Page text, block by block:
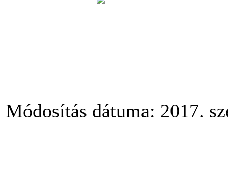
Módosítás dátuma: 2017.